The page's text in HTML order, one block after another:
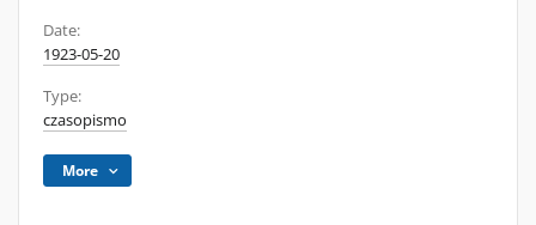
Date:
1923-05-20
Type:
czasopismo
More